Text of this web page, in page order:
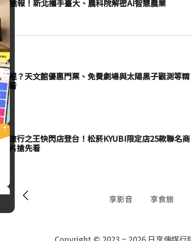
殺搶報！新北攜手臺大、農科院解密AI智慧農業
裡？天文館優惠門票、免費劇場與太陽黑子觀測等精
看
流行之王快閃店登台！松菸KYUBI限定店25款聯名商
片搶先看
享影音 享食旅